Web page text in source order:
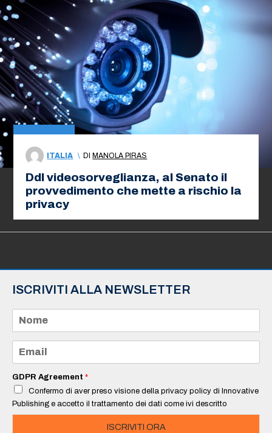
ITALIA \ DIMANOLA PIRAS
Ddl videosorveglianza, al Senato il
provvedimento che mette a rischio la
privacy
ISCRIVITI ALLA NEWSLETTER
m
e
a
i
*
GDPR Agreement *
Confermo di aver preso visione della privacy policy di Innovative
Publishing e accetto il trattamento dei dati come ivi descritto
ISCRIVITI ORA